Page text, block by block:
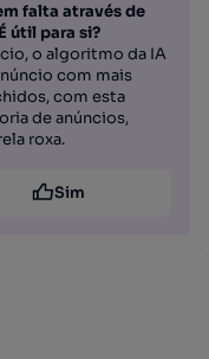
falta através de
útil para si?
o algoritmo da IA
com mais
com esta
de anúncios,
roxa.
Sim